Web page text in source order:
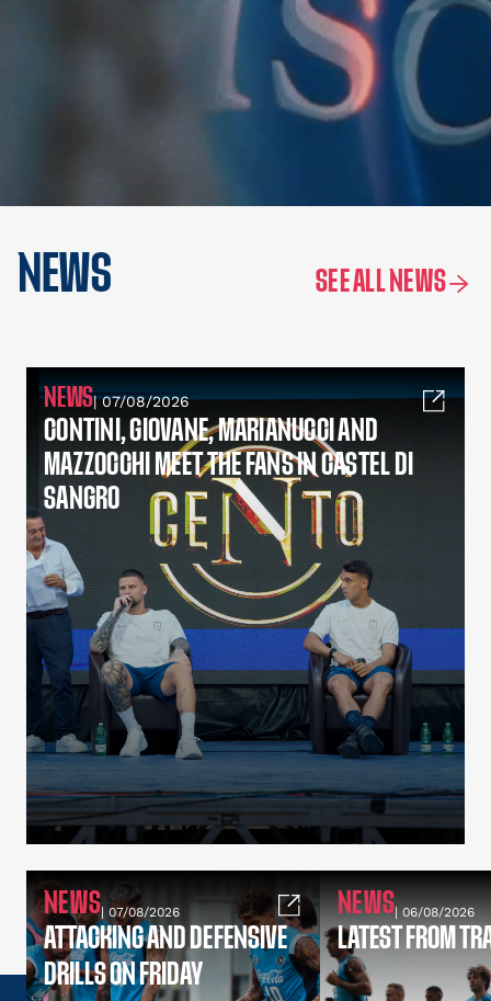
NEWS SEE ALL NEWS
NEWS| 07/08/2026
CONTINI, GIOVANE, MARIANUCCI AND
MAZZOCCHI MEET THE FANS IN CASTEL DI
SANGRO
NEWS| 07/08/2026
ATTACKING AND DEFENSIVE
DRILLS ON FRIDAY
NEWS| 06/08/2026
LATEST FROM